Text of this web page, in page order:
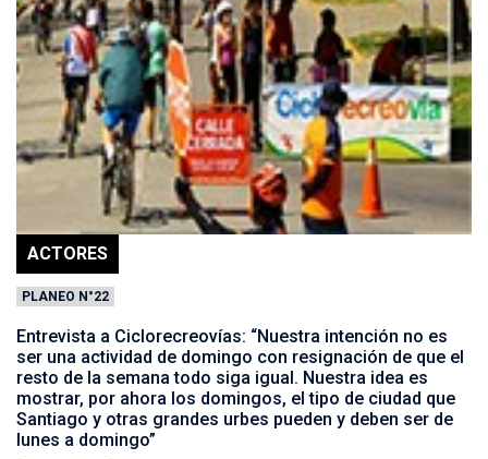
ACTORES
PLANEO N°22
Entrevista a Ciclorecreovías: “Nuestra intención no es
ser una actividad de domingo con resignación de que el
resto de la semana todo siga igual. Nuestra idea es
mostrar, por ahora los domingos, el tipo de ciudad que
Santiago y otras grandes urbes pueden y deben ser de
lunes a domingo”